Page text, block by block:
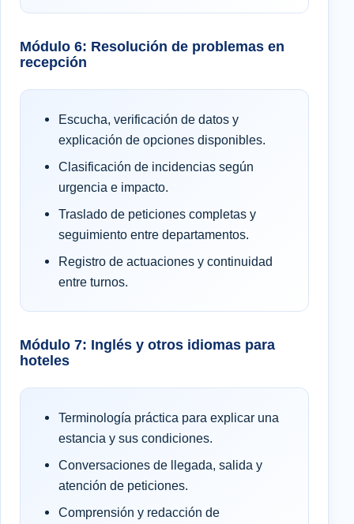
Módulo 6: Resolución de problemas en
recepción
Escucha, verificación de datos y
explicación de opciones disponibles.
Clasificación de incidencias según
urgencia e impacto.
Traslado de peticiones completas y
seguimiento entre departamentos.
Registro de actuaciones y continuidad
entre turnos.
Módulo 7: Inglés y otros idiomas para
hoteles
Terminología práctica para explicar una
estancia y sus condiciones.
Conversaciones de llegada, salida y
atención de peticiones.
Comprensión y redacción de